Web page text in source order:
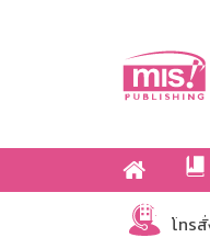
เกี่ย
โทร